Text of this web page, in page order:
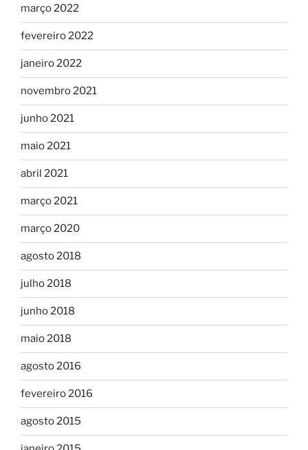
março 2022
fevereiro 2022
janeiro 2022
novembro 2021
junho 2021
maio 2021
abril 2021
março 2021
março 2020
agosto 2018
julho 2018
junho 2018
maio 2018
agosto 2016
fevereiro 2016
agosto 2015